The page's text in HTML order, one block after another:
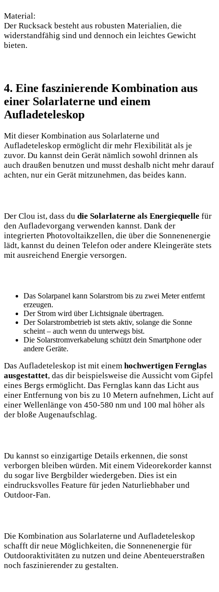
Material:
Der Rucksack besteht aus robusten Materialien, die
widerstandfähig sind und ​dennoch ein leichtes Gewicht
‌bieten.
4.⁢ Eine faszinierende Kombination aus
einer Solarlaterne und⁣ einem ​
Aufladeteleskop
Mit dieser Kombination aus Solarlaterne und
Aufladeteleskop ermöglicht dir mehr Flexibilität ⁢als je
zuvor. Du kannst dein Gerät ​nämlich sowohl drinnen als
auch draußen benutzen und musst deshalb nicht mehr darauf
achten, nur ein Gerät mitzunehmen, ‌das beides​ kann.
Der ⁤Clou ⁣ist, dass du⁢ die Solarlaterne als Energiequelle für
den Aufladevorgang verwenden kannst. Dank der
integrierten Photovoltaikzellen, die über die Sonnenenergie
lädt, kannst du ‍deinen Telefon oder andere Kleingeräte stets
mit ausreichend Energie versorgen.
Das Solarpanel kann ​Solarstrom ‍bis⁣ zu zwei Meter entfernt
erzeugen.
Der‍ Strom wird über Lichtsignale ⁣übertragen.
Der Solarstrombetrieb ist stets ⁤aktiv, solange die Sonne⁤
scheint – auch wenn du unterwegs bist.
Die Solarstromverkabelung schützt⁤ dein Smartphone oder
andere Geräte.
Das Aufladeteleskop ist mit einem hochwertigen ⁢Fernglas
ausgestattet, das dir beispielsweise die Aussicht vom Gipfel
eines Bergs ermöglicht. ‍Das Fernglas kann das ⁤Licht aus
⁤einer Entfernung von bis zu 10 Metern aufnehmen, Licht auf
einer Wellenlänge von 450-580 nm und 100 ‌mal höher als
der bloße Augenaufschlag.
Du kannst so einzigartige Details erkennen, die​ sonst
verborgen bleiben würden. Mit ‍einem Videorekorder kannst
du sogar live‌ Bergbilder wiedergeben. Dies ist ein
eindrucksvolles Feature⁣ für jeden Naturliebhaber und
Outdoor-Fan.
Die Kombination aus Solarlaterne und Aufladeteleskop
schafft dir neue Möglichkeiten, die Sonnenenergie für
Outdooraktivitäten ⁢zu nutzen und deine Abenteuerstraßen
noch ⁤faszinierender zu⁣ gestalten.